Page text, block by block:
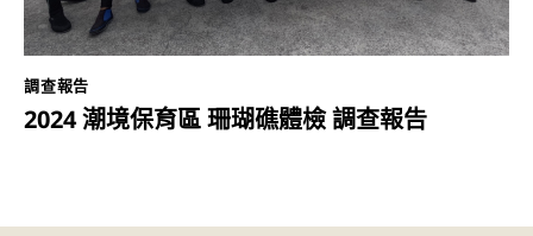
調查報告
2024 潮境保育區 珊瑚礁體檢 調查報告